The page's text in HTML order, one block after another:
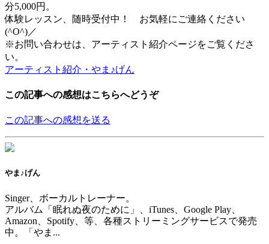
分5,000円。
体験レッスン、随時受付中！ お気軽にご連絡ください
(^O^)／
※お問い合わせは、アーティスト紹介ページをご覧くださ
い。
アーティスト紹介・やま♪げん
この記事への感想はこちらへどうぞ
この記事への感想を送る
やま♪げん
Singer、ボーカルトレーナー。
アルバム「眠れぬ夜のために」、iTunes、Google Play、
Amazon、Spotify、等、各種ストリーミングサービスで発売
中。「やま...